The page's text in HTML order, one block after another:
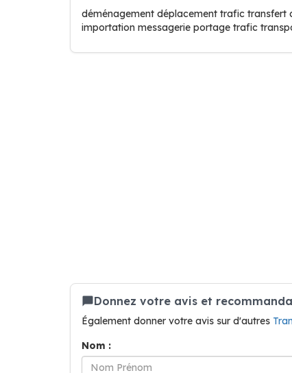
déménagement déplacement trafic
importation messagerie portage trafic
Donnez votre avis et
Également donner votre avis sur d'autres
Nom :